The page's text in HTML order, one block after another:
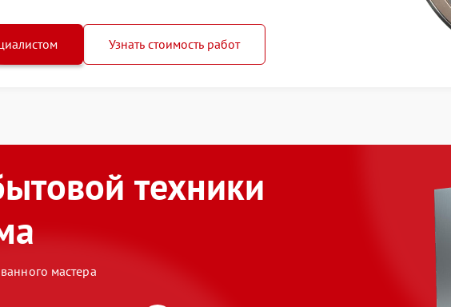
Узнать стоимость работ
техники
мастера